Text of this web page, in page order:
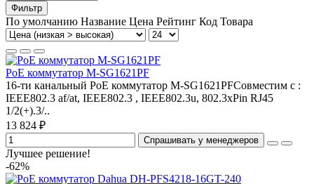
Фильтр
По умолчанию Название Цена Рейтинг Код Товара
PoE коммутатор M-SG1621PF
16-ти канальный PoE коммутатор M-SG1621PFСовместим с :
IEEE802.3 af/at, IEEE802.3 , IEEE802.3u, 802.3xPin RJ45
1/2(+).3/..
13 824 ₽
Спрашивать у менеджеров
Лучшее решение!
-62%